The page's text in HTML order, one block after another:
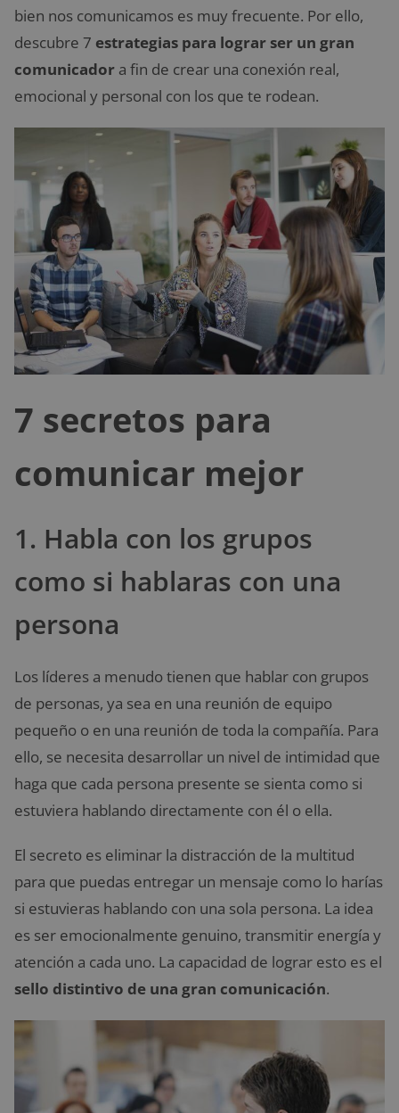
bien nos comunicamos es muy frecuente. Por ello,
descubre 7 estrategias para lograr ser un gran
comunicador a fin de crear una conexión real,
emocional y personal con los que te rodean.
7 secretos para
comunicar mejor
1. Habla con los grupos
como si hablaras con una
persona
Los líderes a menudo tienen que hablar con grupos
de personas, ya sea en una reunión de equipo
pequeño o en una reunión de toda la compañía. Para
ello, se necesita desarrollar un nivel de intimidad que
haga que cada persona presente se sienta como si
estuviera hablando directamente con él o ella.
El secreto es eliminar la distracción de la multitud
para que puedas entregar un mensaje como lo harías
si estuvieras hablando con una sola persona. La idea
es ser emocionalmente genuino, transmitir energía y
atención a cada uno. La capacidad de lograr esto es el
sello distintivo de una gran comunicación.